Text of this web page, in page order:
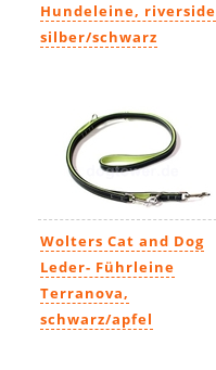
Hundeleine, riverside
silber/schwarz
Wolters Cat and Dog
Leder- Führleine
Terranova,
schwarz/apfel